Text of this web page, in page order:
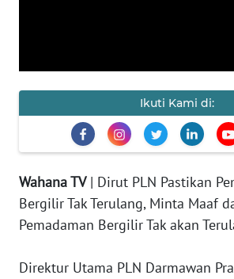
Ikuti Kami di:
Wahana TV| Dirut PLN Pastikan
Bergilir Tak Terulang, Minta Maaf
Pemadaman Bergilir Tak akan
Direktur Utama PLN Darmawan
DISCLAIMER
Wahana
News
Regional
SUMUT